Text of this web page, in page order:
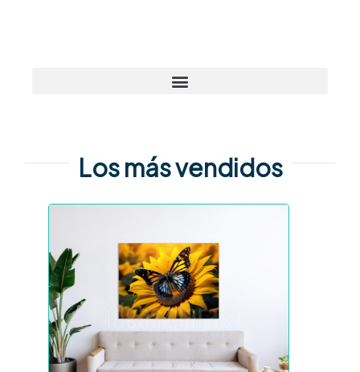
Los más vendidos